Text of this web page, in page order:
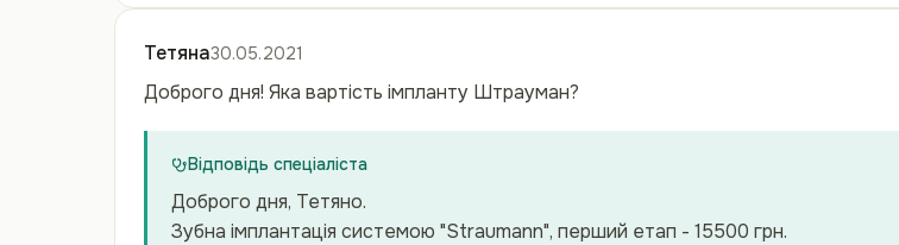
Тетяна30.05.2021
Доброго дня! Яка вартість імпланту Штрауман?
Відповідь спеціаліста
Доброго дня, Тетяно.
Зубна імплантація системою "Straumann", перший етап - 15500 грн.